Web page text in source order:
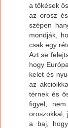
a tőkések
az orosz
szépen
mondják,
csak egy
Azt se
hogy
kelet és
az
térnek és
figyel,
oroszokkal,
a baj,